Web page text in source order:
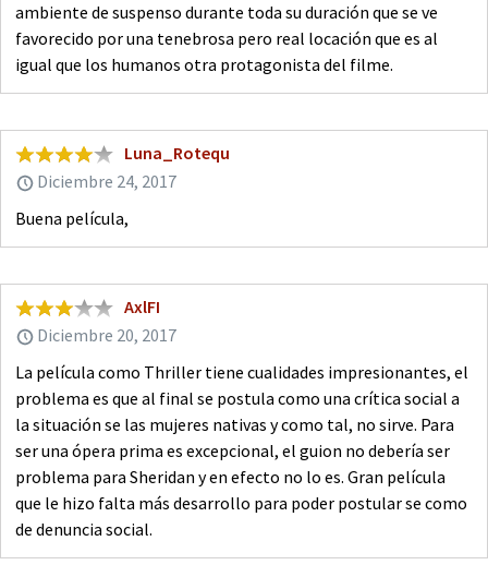
ambiente de suspenso durante toda su duración que se ve
favorecido por una tenebrosa pero real locación que es al
igual que los humanos otra protagonista del filme.
Luna_Rotequ
Diciembre 24, 2017
Buena película,
AxlFI
Diciembre 20, 2017
La película como Thriller tiene cualidades impresionantes, el
problema es que al final se postula como una crítica social a
la situación se las mujeres nativas y como tal, no sirve. Para
ser una ópera prima es excepcional, el guion no debería ser
problema para Sheridan y en efecto no lo es. Gran película
que le hizo falta más desarrollo para poder postular se como
de denuncia social.